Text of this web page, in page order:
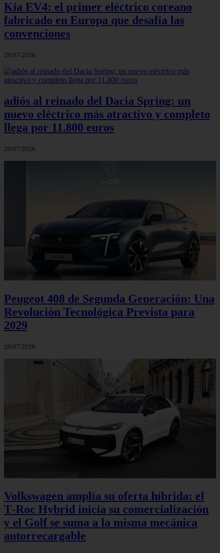
Kia EV4: el primer eléctrico coreano
fabricado en Europa que desafía las
convenciones
29/07/2026
adiós al reinado del Dacia Spring: un
nuevo eléctrico más atractivo y completo
llega por 11.800 euros
29/07/2026
Peugeot 408 de Segunda Generación: Una
Revolución Tecnológica Prevista para
2029
29/07/2026
Volkswagen amplía su oferta híbrida: el
T‑Roc Hybrid inicia su comercialización
y el Golf se suma a la misma mecánica
autorrecargable